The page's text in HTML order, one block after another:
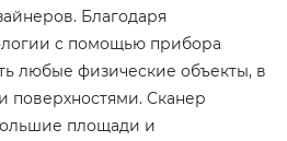
Благодаря
с помощью прибора
любые физические объекты, в
поверхностями. Сканер
площади и